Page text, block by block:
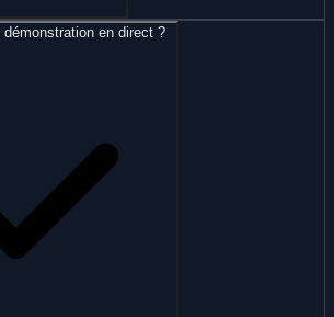
en direct ?